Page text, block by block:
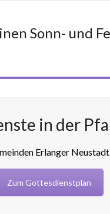
Sonn- und
in der
Erlanger
Zum Gottesdienstplan